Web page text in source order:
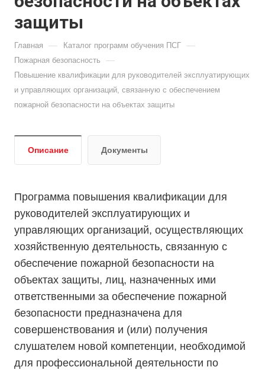
защиты
Главная — Каталог программ обучения ПСГ —
Пожарная безопасность —
Повышение квалификации для руководителей эксплуатирующих
и управляющих организаций, связанную с обеспечением
пожарной безопасности на объектах защиты
Описание Документы
Программа повышения квалификации для
руководителей эксплуатирующих и
управляющих организаций, осуществляющих
хозяйственную деятельность, связанную с
обеспечение пожарной безопасности на
объектах защиты, лиц, назначенных ими
ответственными за обеспечение пожарной
безопасности предназначена для
совершенствования и (или) получения
слушателем новой компетенции, необходимой
для профессиональной деятельности по